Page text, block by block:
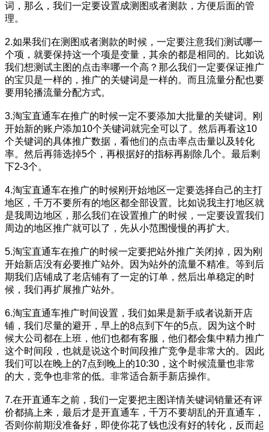
词，那么，我们一定要设置成测图或者测款，方便后面的管
理。
2.如果我们在测图或者测款的时候，一定要注意我们测试哪一
个项，就要保持这一个项是变量，其余的都是相同的。比如说
我们想测试主图的点击率哪一个高？那么我们一定要保证推广
的宝贝是一样的，推广的关键词是一样的。而且流量分配也要
要用轮播流量分配方式。
3.淘宝直通车在推广的时候一定不要添加大批量的关键词。刚
开始新的账户添加10个关键词就完全可以了。然后再看这10
个关键词的具体推广数据，看他们的点击率点击量以及转化
率。然后再筛选掉5个，再根据好的指标再剔除几个。最后剩
下2-3个。
4.淘宝直通车在推广的时候刚开始地区一定要选择自己的主打
地区，千万不要所有的地区都全部设置。比如说我主打地区就
是我周边地区，那么我们在设置推广的时候，一定要设置我们
周边的地区推广就可以了，先从小范围慢慢的再扩大。
5.淘宝直通车在推广的时候一定要把站外推广关闭掉，因为刚
开始新店没有必要推广站外。因为站外的流量不精准。等到后
期我们店铺成了老店铺有了一定的订单，然后出单稳定的时
候，我们再扩展推广站外。
6.淘宝直通车推广时间设置，我们如果是新手或者说新开店
铺，我们尽量的避开，早上的8点到下午的5点。因为这个时
候大公司都在上班，他们也都有客服，他们都会集中精力推广
这个时间段，也就是说这个时间段推广竞争是非常大的。因此
我们可以在晚上的7点到晚上的10:30，这个时候流量也非常
的大，竞争也非常的低。非常适合新手新店操作。
7.在开直通车之前，我们一定要把主图详情关键词销量还有评
价都搞上来，最后才是开直通车，千万不要胡乱的开直通车，
否则你前期没准备好，即使你花了钱也没有好的转化，反而起